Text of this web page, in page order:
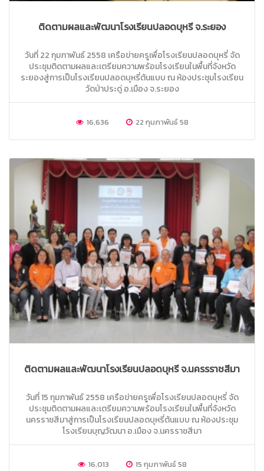
ติดตามผลและพัฒนาโรงเรียนปลอดบุหรี่ จ.ระยอง
วันที่ 22 กุมภาพันธ์ 2558 เครือข่ายครูเพื่อโรงเรียนปลอดบุหรี่ จัด
ประชุมติดตามผลและเตรียมความพร้อมโรงเรียนในพื้นที่จังหวัด
ระยองสู่การเป็นโรงเรียนปลอดบุหรี่ต้นแบบ ณ ห้องประชุมโรงเรียน
วัดป่าประดู่ อ.เมือง จ.ระยอง
16,636 22 กุมภาพันธ์ 58
ติดตามผลและพัฒนาโรงเรียนปลอดบุหรี่ จ.นครรราชสีมา
วันที่ 15 กุมภาพันธ์ 2558 เครือข่ายครูเพื่อโรงเรียนปลอดบุหรี่ จัด
ประชุมติดตามผลและเตรียมความพร้อมโรงเรียนในพื้นที่จังหวัด
นครราชสีมาสู่การเป็นโรงเรียนปลอดบุหรี่ต้นแบบ ณ ห้องประชุม
โรงเรียนบุญวัฒนา อ.เมือง จ.นครราชสีมา
16,013 15 กุมภาพันธ์ 58